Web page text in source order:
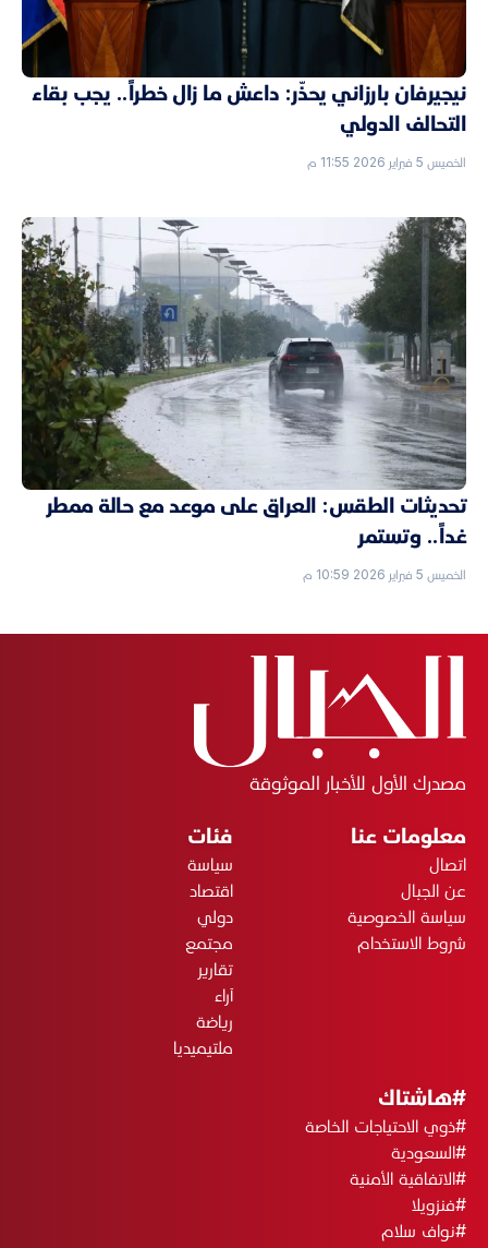
نيجيرفان بارزاني يحذّر: داعش ما زال خطراً.. يجب بقاء
التحالف الدولي
الخميس 5 فبراير 2026 11:55 م
تحديثات الطقس: العراق على موعد مع حالة ممطر
غداً.. وتستمر
الخميس 5 فبراير 2026 10:59 م
مصدرك الأول للأخبار الموثوقة
معلومات عنا
اتصال
عن الجبال
سياسة الخصوصية
شروط الاستخدام
فئات
سياسة
اقتصاد
دولي
مجتمع
تقارير
آراء
رياضة
ملتيميديا
#هاشتاك
#ذوي الاحتياجات الخاصة
#السعودية
#الاتفاقية الأمنية
#فنزويلا
#نواف سلام